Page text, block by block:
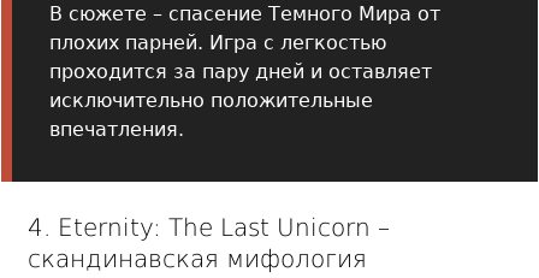
В сюжете – спасение Темного Мира от
плохих парней. Игра с легкостью
проходится за пару дней и оставляет
исключительно положительные
впечатления.
4. Eternity: The Last Unicorn –
скандинавская мифология